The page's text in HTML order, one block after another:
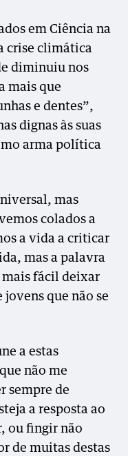
em Ciência na
crise climática
diminuiu nos
mais que
e dentes”,
dignas às suas
arma política
mas
colados a
a vida a criticar
mas a palavra
mais fácil deixar
que não se
a estas
não me
sempre de
a resposta ao
ou fingir não
de muitas destas